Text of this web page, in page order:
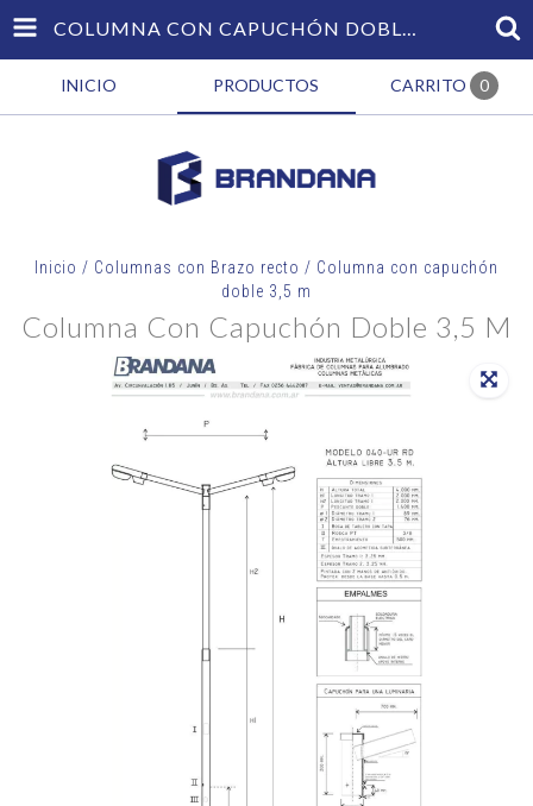
COLUMNA CON CAPUCHÓN DOBLE 3,5 M
INICIO PRODUCTOS CARRITO 0
Inicio / Columnas con Brazo recto / Columna con capuchón
doble 3,5 m
Columna Con Capuchón Doble 3,5 M